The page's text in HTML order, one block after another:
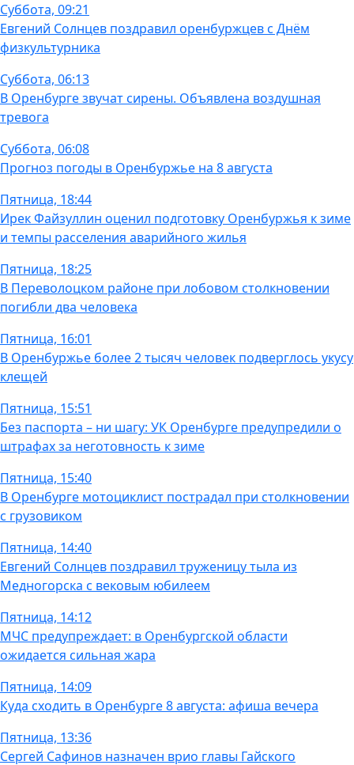
Суббота, 09:21
Евгений Солнцев поздравил оренбуржцев с Днём
физкультурника
Суббота, 06:13
В Оренбурге звучат сирены. Объявлена воздушная
тревога
Суббота, 06:08
Прогноз погоды в Оренбуржье на 8 августа
Пятница, 18:44
Ирек Файзуллин оценил подготовку Оренбуржья к зиме
и темпы расселения аварийного жилья
Пятница, 18:25
В Переволоцком районе при лобовом столкновении
погибли два человека
Пятница, 16:01
В Оренбуржье более 2 тысяч человек подверглось укусу
клещей
Пятница, 15:51
Без паспорта – ни шагу: УК Оренбурге предупредили о
штрафах за неготовность к зиме
Пятница, 15:40
В Оренбурге мотоциклист пострадал при столкновении
с грузовиком
Пятница, 14:40
Евгений Солнцев поздравил труженицу тыла из
Медногорска с вековым юбилеем
Пятница, 14:12
МЧС предупреждает: в Оренбургской области
ожидается сильная жара
Пятница, 14:09
Куда сходить в Оренбурге 8 августа: афиша вечера
Пятница, 13:36
Сергей Сафинов назначен врио главы Гайского